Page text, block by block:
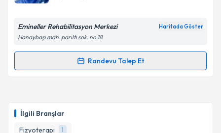
İlgili Branşlar
Fizyoterapi
1
Emineller Rehabilitasyon Merkezi Haritada Göster
Hanaybaşı mah. parıltı sok. no 18
Randevu Talep Et
Randevu Takvimi Talebi
takvim hazırlandığında e-posta ile bilgilendireceğiz.